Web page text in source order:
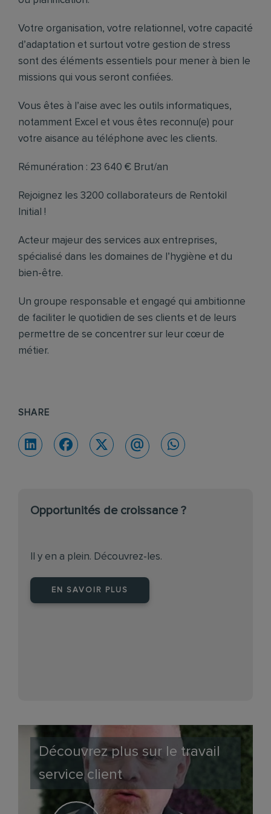
Votre organisation, votre relationnel, votre capacité
d’adaptation et surtout votre gestion de stress
sont des éléments essentiels pour mener à bien le
missions qui vous seront confiées.
Vous êtes à l’aise avec les outils informatiques,
notamment Excel et vous êtes reconnu(e) pour
votre aisance au téléphone avec les clients.
Rémunération : 23 640 € Brut/an
Rejoignez les 3200 collaborateurs de Rentokil
Initial !
Acteur majeur des services aux entreprises,
spécialisé dans les domaines de l’hygiène et du
bien-être.
Un groupe responsable et engagé qui ambitionne
de faciliter le quotidien de ses clients et de leurs
permettre de se concentrer sur leur cœur de
métier.
SHARE
Opportunités de croissance ?
Il y en a plein. Découvrez-les.
EN SAVOIR PLUS
Découvrez plus sur le travail
service client